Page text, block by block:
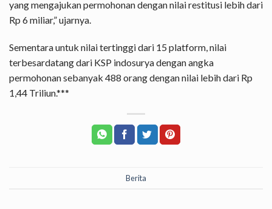
yang mengajukan permohonan dengan nilai restitusi lebih dari
Rp 6 miliar,” ujarnya.
Sementara untuk nilai tertinggi dari 15 platform, nilai
terbesardatang dari KSP indosurya dengan angka
permohonan sebanyak 488 orang dengan nilai lebih dari Rp
1,44 Triliun.***
Berita